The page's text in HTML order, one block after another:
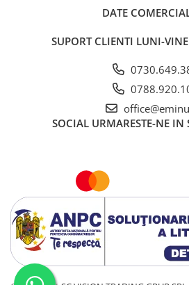
DATE
SUPORT CLIENTI LUNI-
SOCIAL URMARESTE-NE